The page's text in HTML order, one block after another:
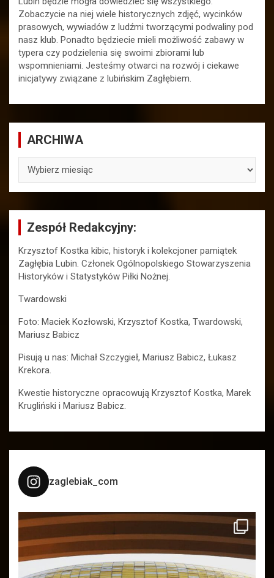
Zobaczycie na niej wiele historycznych zdjęć, wycinków
prasowych, wywiadów z ludźmi tworzącymi podwaliny pod
nasz klub. Ponadto będziecie mieli możliwość zabawy w
typera czy podzielenia się swoimi zbiorami lub
wspomnieniami. Jesteśmy otwarci na rozwój i ciekawe
inicjatywy związane z lubińskim Zagłębiem.
ARCHIWA
Zespół Redakcyjny:
Krzysztof Kostka kibic, historyk i kolekcjoner pamiątek
Zagłębia Lubin. Członek Ogólnopolskiego Stowarzyszenia
Historyków i Statystyków Piłki Nożnej.
Twardowski
Foto: Maciek Kozłowski, Krzysztof Kostka, Twardowski,
Mariusz Babicz
Pisują u nas: Michał Szczygieł, Mariusz Babicz, Łukasz
Krekora.
Kwestie historyczne opracowują Krzysztof Kostka, Marek
Krugliński i Mariusz Babicz.
zaglebiak_com